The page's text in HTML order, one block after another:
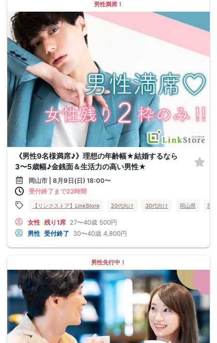
男性満席！
《男性9名様満席♪》理想の年齢幅★結婚するなら
3〜5歳幅♪金銭面＆生活力の高い男性★
岡山市 | 8月9日(日) 18:00〜
受付終了まで22時間
【リンクストア】LinkStore 20代向け 30代向け 岡山県 岡
女性 残り1席 27〜40歳 500円
男性 受付終了 30〜40歳 4,800円
男性先行中！